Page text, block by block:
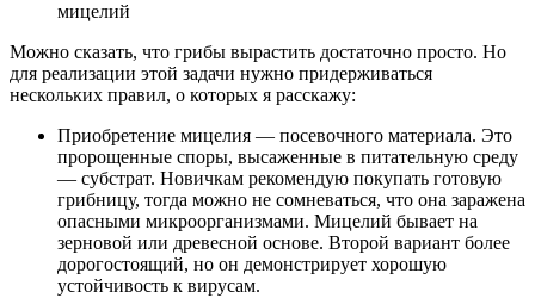
мицелий
Можно сказать, что грибы вырастить достаточно просто. Но
для реализации этой задачи нужно придерживаться
нескольких правил, о которых я расскажу:
Приобретение мицелия — посевочного материала. Это
пророщенные споры, высаженные в питательную среду
— субстрат. Новичкам рекомендую покупать готовую
грибницу, тогда можно не сомневаться, что она заражена
опасными микроорганизмами. Мицелий бывает на
зерновой или древесной основе. Второй вариант более
дорогостоящий, но он демонстрирует хорошую
устойчивость к вирусам.